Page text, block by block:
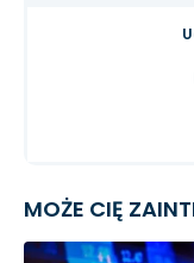
MOŻE CIĘ